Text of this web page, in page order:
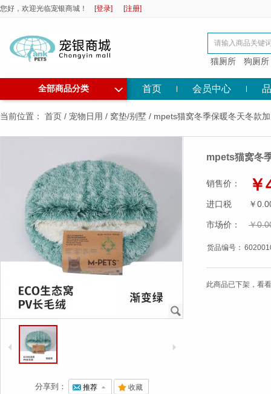
您好，欢迎光临宠银商城！ [登录] [注册]
猫厕所 狗厕所
全部商品分类 ◇ 首页 会员中心
当前位置： 首页 / 宠物日用 / 窝垫/别墅 / mpets猫窝冬季保暖冬天冬款
J
4 5
分享到： @ 推荐 7 . 收藏
mpets猫窝冬
销售价：
进口税 ￥
市场价： ￥
货品编号：
此商品已下架，看